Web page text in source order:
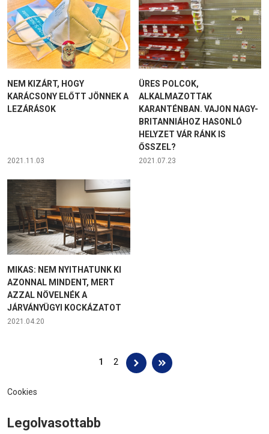
NEM KIZÁRT, HOGY
KARÁCSONY ELŐTT JÖNNEK A
LEZÁRÁSOK
2021.11.03
ÜRES POLCOK,
ALKALMAZOTTAK
KARANTÉNBAN. VAJON NAGY-
BRITANNIÁHOZ HASONLÓ
HELYZET VÁR RÁNK IS
ŐSSZEL?
2021.07.23
MIKAS: NEM NYITHATUNK KI
AZONNAL MINDENT, MERT
AZZAL NÖVELNÉK A
JÁRVÁNYÜGYI KOCKÁZATOT
2021.04.20
1 2
Cookies
Legolvasottabb